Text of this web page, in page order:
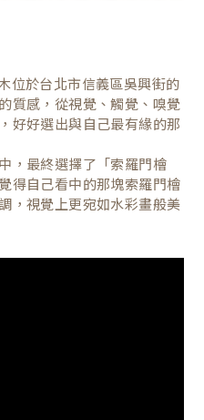
位於台北市信義區吳興街的
質感，從視覺、觸覺、嗅覺
好好選出與自己最有緣的那
，最終選擇了「索羅門檜
得自己看中的那塊索羅門檜
，視覺上更宛如水彩畫般美